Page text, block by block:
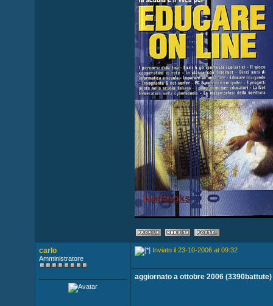
carlo
Amministratore
Inviato il 23-10-2006 at 09:32
aggiornato a ottobre 2006 (3390battute)